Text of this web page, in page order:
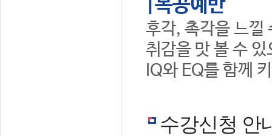
|목공예반
후각, 촉각을 느낄
취감을 맛 볼 수 있
IQ와 EQ를 함께
수강신청 안